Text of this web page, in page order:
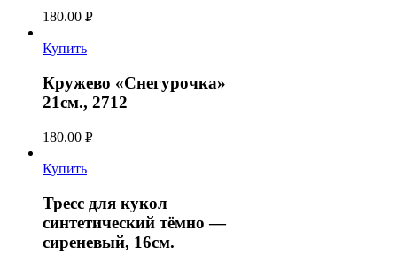
180.00 Р
Купить
Кружево «Снегурочка»
21см., 2712
180.00 Р
Купить
Тресс для кукол
синтетический тёмно —
сиреневый, 16см.